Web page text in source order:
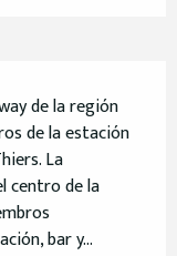
de la región
de la estación
La
centro de la
bar y...